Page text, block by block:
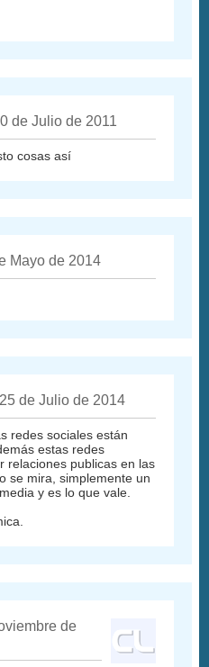
de Julio de 2011
cosas así
Mayo de 2014
de Julio de 2014
redes sociales están
estas redes
relaciones publicas en las
se mira, simplemente un
y es lo que vale.
de